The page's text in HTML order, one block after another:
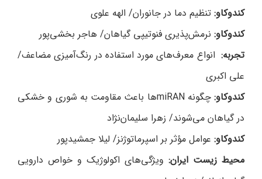
کندوکاو: تنظیم دما در جانوران/ الهه علوی
کندوکاو: نرمش‌پذیری فنوتیپی گیاهان/ هاجر بخشی‌پور
تجربه: انواع معرف‌های مورد استفاده در رنگ‌آمیزی مضاعف/
علی اکبری
کندوکاو:
چگونه miRANها باعث مقاومت به شوری و خشکی
در گیاهان می‌شوند/ زهرا سلیمان‌نژاد
کندوکاو: عوامل مؤثر بر اسپرماتوژنز/ لیلا جمشید‌پور
محیط زیست ایران: ویژگی‌های اکولوژیک و خواص دارویی